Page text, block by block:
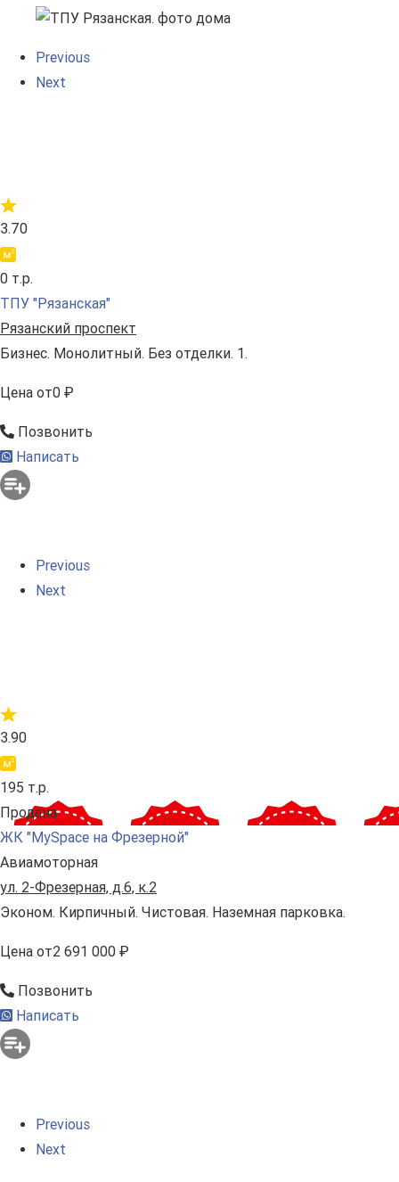
Previous
Next
3.70
0 т.р.
ТПУ "Рязанская"
Рязанский проспект
Бизнес. Монолитный. Без отделки. 1.
Цена от0 ₽
Позвонить
Написать
Previous
Next
3.90
195 т.р.
Продана
ЖК "MySpace на Фрезерной"
Авиамоторная
ул. 2-Фрезерная, д.6, к.2
Эконом. Кирпичный. Чистовая. Наземная парковка.
Цена от2 691 000 ₽
Позвонить
Написать
Previous
Next